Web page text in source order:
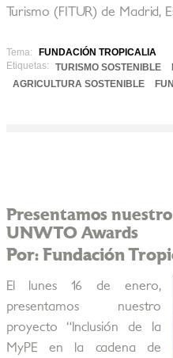
Turismo (FITUR) de Madrid,
Tema:
FUNDACIÓN TROPICALIA
Etiquetas:
TURISMO SOSTENIBLE
AGRICULTURA SOSTENIBLE
Presentamos
UNWTO Awards
Por: Fundación
El lunes 16 de enero,
presentamos nuestro
proyecto “Inclusión de la
MyPE en la cadena de